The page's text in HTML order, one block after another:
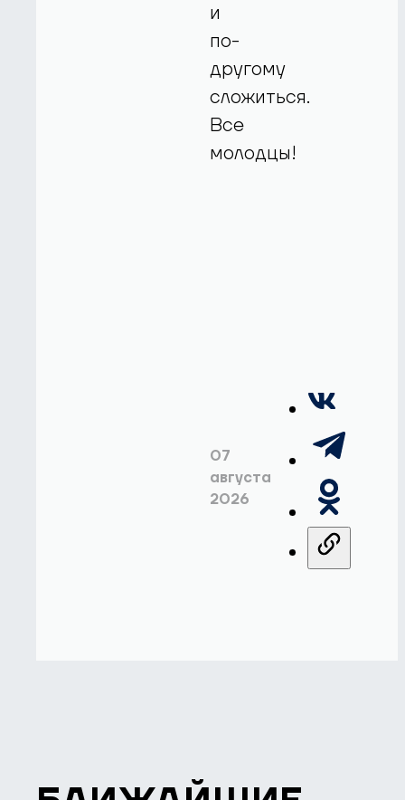
и
по-
другому
сложиться.
Все
молодцы!
07
августа
2026